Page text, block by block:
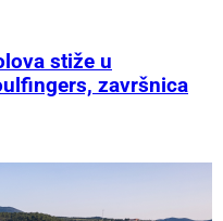
stiže u
završnica